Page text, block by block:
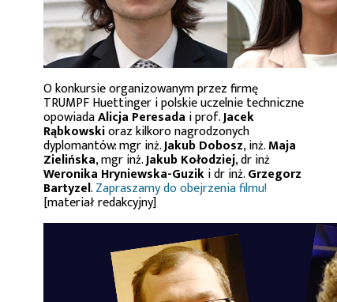
O konkursie organizowanym przez firmę
TRUMPF Huettinger i polskie uczelnie techniczne
opowiadaAlicja Peresada i prof.Jacek
Rąbkowskioraz kilkoro nagrodzonych
dyplomantów: mgr inż.Jakub Dobosz, inż.Maja
Zielińska, mgr inż.Jakub Kołodziej, dr inż
Weronika Hryniewska-Guziki dr inż.Grzegorz
Bartyzel.Zapraszamy do obejrzenia filmu!
[materiał redakcyjny]